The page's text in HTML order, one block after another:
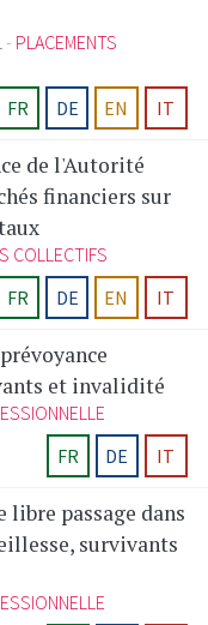
PLACEMENTS
FR
DE EN IT
de l'Autorité
financiers sur
COLLECTIFS
FR
DE EN IT
et invalidité
FR
DE IT
passage dans
survivants